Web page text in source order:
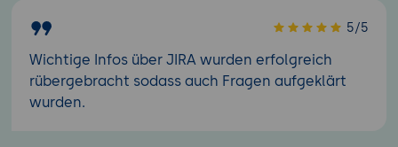
5/5
Wichtige Infos über JIRA wurden erfolgreich
rübergebracht sodass auch Fragen aufgeklärt
wurden.